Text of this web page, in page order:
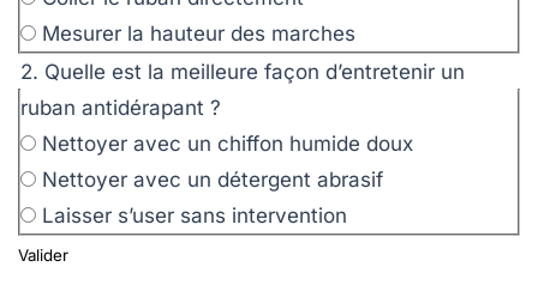
Mesurer la hauteur des marches
2. Quelle est la meilleure façon d’entretenir un
ruban antidérapant ?
Nettoyer avec un chiffon humide doux
Nettoyer avec un détergent abrasif
Laisser s’user sans intervention
Valider